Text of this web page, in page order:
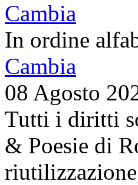
Cambia
In ordine
Cambia
08 Agosto
Tutti i diritti
& Poesie di